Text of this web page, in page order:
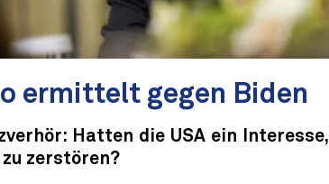
ermittelt gegen Biden
Hatten die USA ein Interesse,
zerstören?